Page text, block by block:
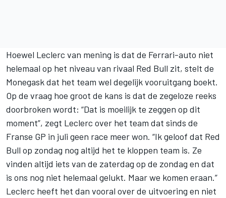
Hoewel Leclerc van mening is dat de Ferrari-auto niet
helemaal op het niveau van rivaal Red Bull zit, stelt de
Monegask dat het team wel degelijk vooruitgang boekt.
Op de vraag hoe groot de kans is dat de zegeloze reeks
doorbroken wordt: “Dat is moeilijk te zeggen op dit
moment”, zegt Leclerc over het team dat sinds de
Franse GP in juli geen race meer won. “Ik geloof dat Red
Bull op zondag nog altijd het te kloppen team is. Ze
vinden altijd iets van de zaterdag op de zondag en dat
is ons nog niet helemaal gelukt. Maar we komen eraan.”
Leclerc heeft het dan vooral over de uitvoering en niet